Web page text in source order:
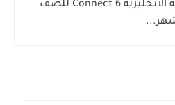
مراجعة المتميز للغة الانجليزية Connect 6 للصف
شهر...